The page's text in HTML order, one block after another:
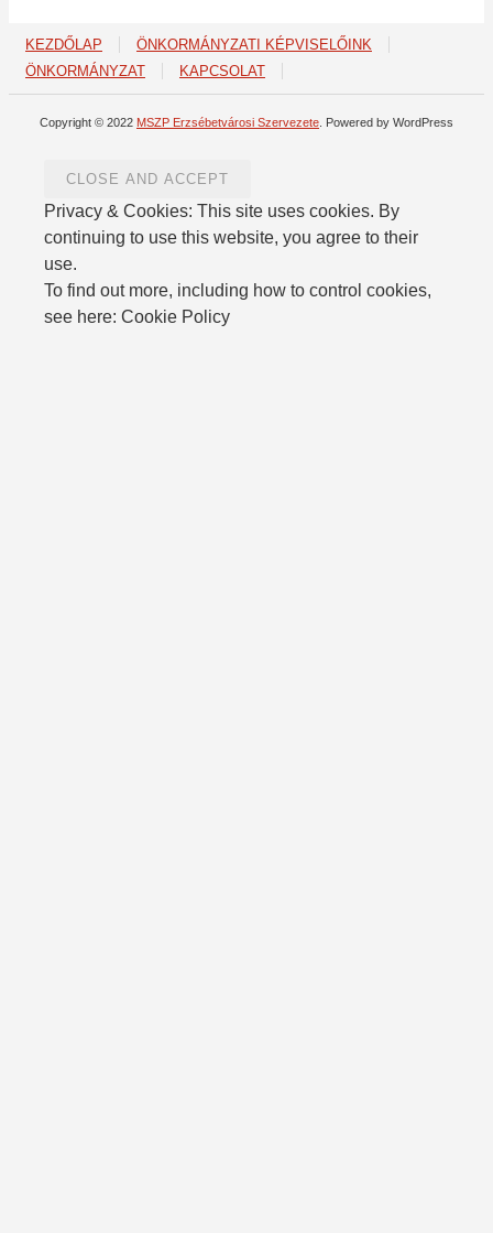
KEZDŐLAP
ÖNKORMÁNYZATI KÉPVISELŐINK
ÖNKORMÁNYZAT
KAPCSOLAT
Copyright © 2022 MSZP Erzsébetvárosi Szervezete . Powered by WordPress
Privacy & Cookies: This site uses cookies. By
continuing to use this website, you agree to their
use.
To find out more, including how to control cookies,
see here: Cookie Policy